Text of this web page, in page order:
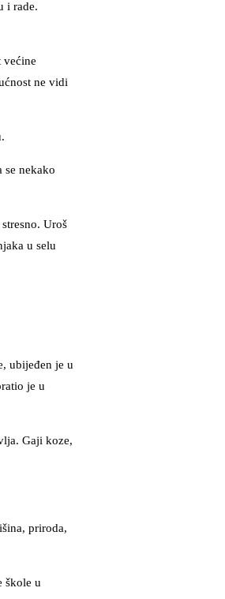
i rade.
većine
ne vidi
se nekako
Uroš
u selu
ubijeđen je u
je u
Gaji koze,
priroda,
škole u